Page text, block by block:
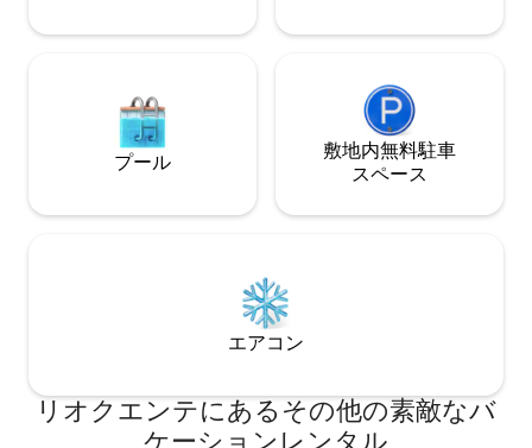
プール
敷地内無料駐⁠車
ス⁠ペ⁠ー⁠ス
エアコン
リオクエンテにあるその他の素敵なバ